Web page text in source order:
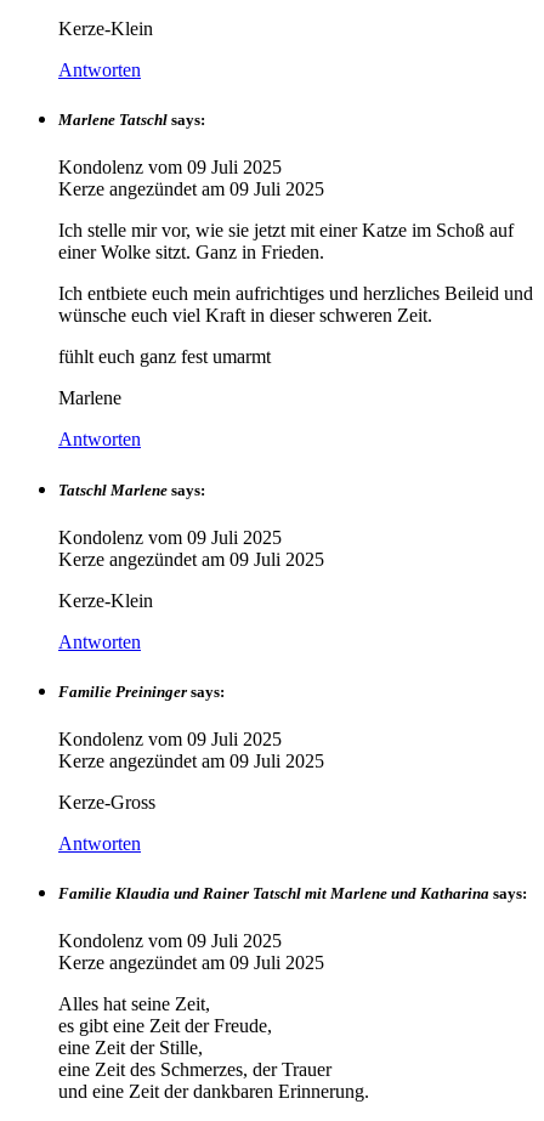
Kerze-Klein
Antworten
Marlene Tatschl says:
Kondolenz vom 09 Juli 2025
Kerze angezündet am 09 Juli 2025
Ich stelle mir vor, wie sie jetzt mit einer Katze im Schoß auf
einer Wolke sitzt. Ganz in Frieden.
Ich entbiete euch mein aufrichtiges und herzliches Beileid und
wünsche euch viel Kraft in dieser schweren Zeit.
fühlt euch ganz fest umarmt
Marlene
Antworten
Tatschl Marlene says:
Kondolenz vom 09 Juli 2025
Kerze angezündet am 09 Juli 2025
Kerze-Klein
Antworten
Familie Preininger says:
Kondolenz vom 09 Juli 2025
Kerze angezündet am 09 Juli 2025
Kerze-Gross
Antworten
Familie Klaudia und Rainer Tatschl mit Marlene und Katharina says:
Kondolenz vom 09 Juli 2025
Kerze angezündet am 09 Juli 2025
Alles hat seine Zeit,
es gibt eine Zeit der Freude,
eine Zeit der Stille,
eine Zeit des Schmerzes, der Trauer
und eine Zeit der dankbaren Erinnerung.